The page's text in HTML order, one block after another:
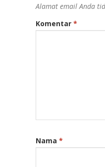
Alamat email Anda
Komentar *
Nama *